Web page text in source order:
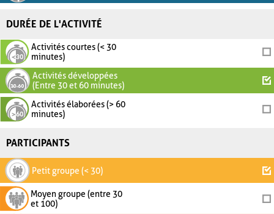
DURÉE DE L'ACTIVITÉ
Activités courtes (< 30
minutes)
Activités développées
(Entre 30 et 60 minutes)
Activités élaborées (> 60
minutes)
PARTICIPANTS
Petit groupe (< 30)
Moyen groupe (entre 30
et 100)